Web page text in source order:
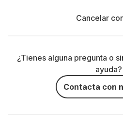
Cancelar
¿Tienes alguna pregunta o
ayuda?
Contacta con